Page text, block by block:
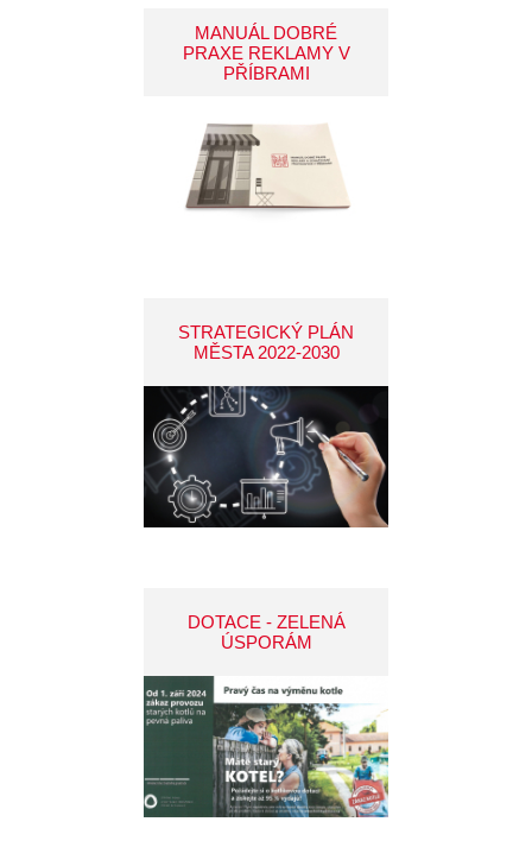
MANUÁL DOBRÉ
PRAXE REKLAMY V
PŘÍBRAMI
STRATEGICKÝ PLÁN
MĚSTA 2022-2030
DOTACE - ZELENÁ
ÚSPORÁM